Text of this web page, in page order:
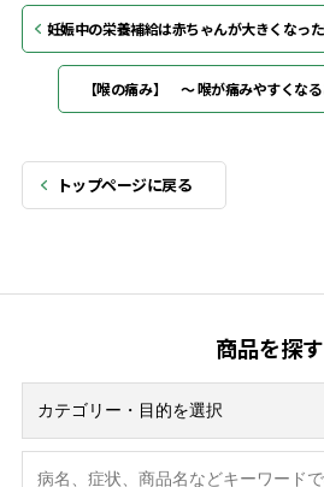
トップページに戻る
商品を探す